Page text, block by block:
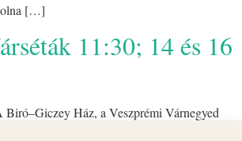
[…]
11:30; 14 és 16
Ház, a Veszprémi Várnegyed
ahol kert, ajándékbolt és kiállítások várják